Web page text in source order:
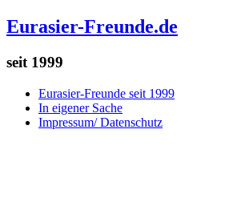
Eurasier-Freunde.de
seit 1999
Eurasier-Freunde seit 1999
In eigener Sache
Impressum/ Datenschutz